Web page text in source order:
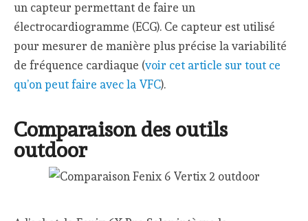
un capteur permettant de faire un
électrocardiogramme (ECG). Ce capteur est utilisé
pour mesurer de manière plus précise la variabilité
de fréquence cardiaque (voir cet article sur tout ce
qu’on peut faire avec la VFC).
Comparaison des outils
outdoor